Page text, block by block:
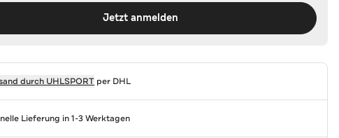
Jetzt anmelden
durch UHLSPORT per DHL
Lieferung in 1-3 Werktagen